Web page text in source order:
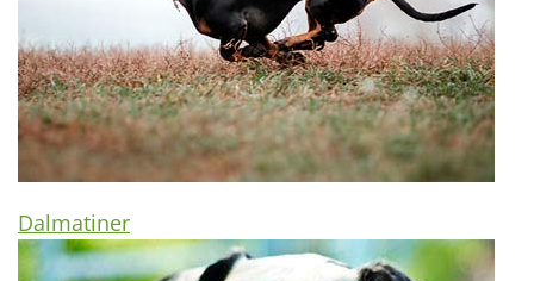
Dalmatiner